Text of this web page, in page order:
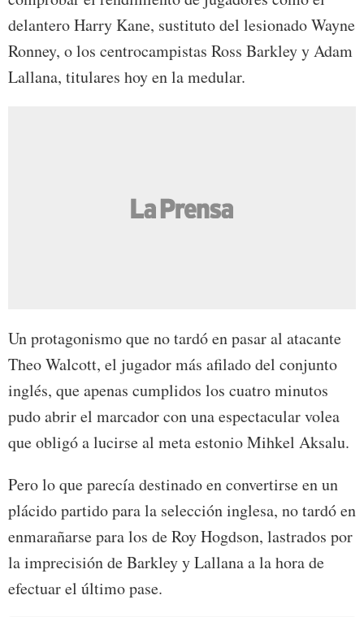
delantero Harry Kane, sustituto del lesionado Wayne
Ronney, o los centrocampistas Ross Barkley y Adam
Lallana, titulares hoy en la medular.
Un protagonismo que no tardó en pasar al atacante
Theo Walcott, el jugador más afilado del conjunto
inglés, que apenas cumplidos los cuatro minutos
pudo abrir el marcador con una espectacular volea
que obligó a lucirse al meta estonio Mihkel Aksalu.
Pero lo que parecía destinado en convertirse en un
plácido partido para la selección inglesa, no tardó en
enmarañarse para los de Roy Hogdson, lastrados por
la imprecisión de Barkley y Lallana a la hora de
efectuar el último pase.